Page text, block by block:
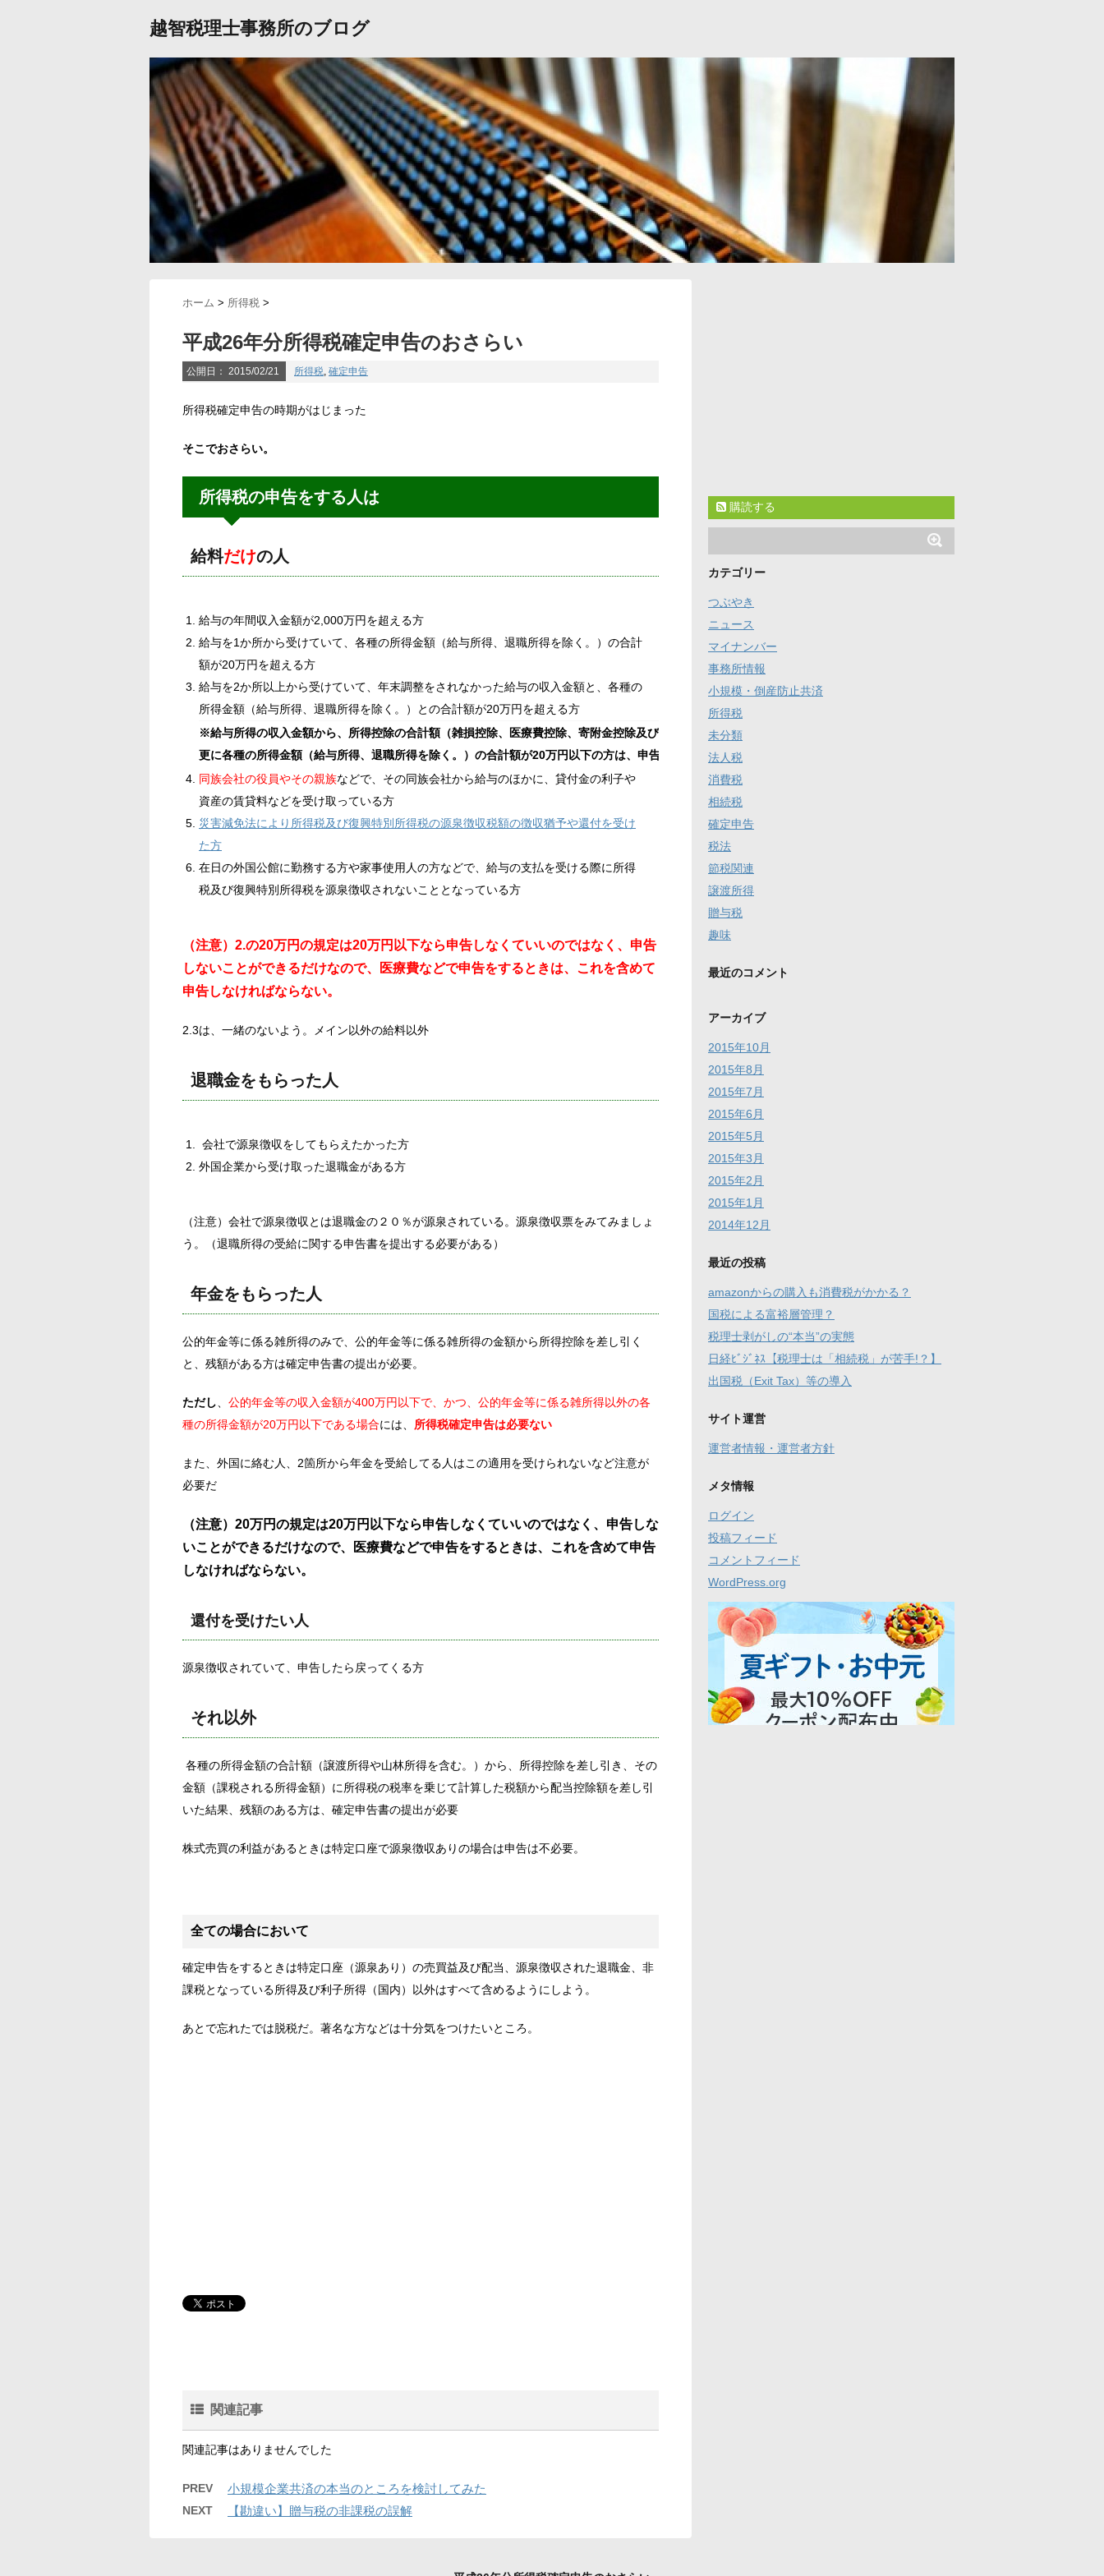
越智税理士事務所のブログ
ホーム > 所得税 >
平成26年分所得税確定申告のおさらい
公開日： 2015/02/21 所得税, 確定申告
所得税確定申告の時期がはじまった
そこでおさらい。
所得税の申告をする人は
給料だけの人
給与の年間収入金額が2,000万円を超える方
給与を1か所から受けていて、各種の所得金額（給与所得、退職所得を除く。）の合計
額が20万円を超える方
給与を2か所以上から受けていて、年末調整をされなかった給与の収入金額と、各種の
所得金額（給与所得、退職所得を除く。）との合計額が20万円を超える方
※給与所得の収入金額から、所得控除の合計額（雑損控除、医療費控除、寄附金控除及び基礎控除を除く。）を差し引いた金額が150万円以下で、
更に各種の所得金額（給与所得、退職所得を除く。）の合計額が20万円以下の方は、申告は不要。​
同族会社の役員やその親族などで、その同族会社から給与のほかに、貸付金の利子や
資産の賃貸料などを受け取っている方
災害減免法により所得税及び復興特別所得税の源泉徴収税額の徴収猶予や還付を受け
た方
在日の外国公館に勤務する方や家事使用人の方などで、給与の支払を受ける際に所得
税及び復興特別所得税を源泉徴収されないこととなっている方
（注意）2.の20万円の規定は20万円以下なら申告しなくていいのではなく、申告
しないことができるだけなので、医療費などで申告をするときは、これを含めて
申告しなければならない。
2.3は、一緒のないよう。メイン以外の給料以外
退職金をもらった人
会社で源泉徴収をしてもらえたかった方
外国企業から受け取った退職金がある方
（注意）会社で源泉徴収とは退職金の２０％が源泉されている。源泉徴収票をみてみましょ
う。（退職所得の受給に関する申告書を提出する必要がある）
年金をもらった人
公的年金等に係る雑所得のみで、公的年金等に係る雑所得の金額から所得控除を差し引く
と、残額がある方は確定申告書の提出が必要。
ただし
公的年金等の収入金額が400万円以下で、かつ、公的年金等に係る雑所得以外の各
種の所得金額が20万円以下である場合には、 所得税確定申告は必要ない
また、外国に絡む人、2箇所から年金を受給してる人はこの適用を受けられないなど注意が
必要だ
（注意）20万円の規定は20万円以下なら申告しなくていいのではなく、申告しな
いことができるだけなので、医療費などで申告をするときは、これを含めて申告
しなければならない。
還付を受けたい人
源泉徴収されていて、申告したら戻ってくる方
それ以外
各種の所得金額の合計額（譲渡所得や山林所得を含む。）から、所得控除を差し引き、その
金額（課税される所得金額）に所得税の税率を乗じて計算した税額から配当控除額を差し引
いた結果、残額のある方は、確定申告書の提出が必要
株式売買の利益があるときは特定口座で源泉徴収ありの場合は申告は不必要。
全ての場合において
確定申告をするときは特定口座（源泉あり）の売買益及び配当、源泉徴収された退職金、非
課税となっている所得及び利子所得（国内）以外はすべて含めるようにしよう。
あとで忘れたでは脱税だ。著名な方などは十分気をつけたいところ。
関連記事
関連記事はありませんでした
PREV 小規模企業共済の本当のところを検討してみた
NEXT 【勘違い】贈与税の非課税の誤解
購読する
カテゴリー
つぶやき
ニュース
マイナンバー
事務所情報
小規模・倒産防止共済
所得税
未分類
法人税
消費税
相続税
確定申告
税法
節税関連
譲渡所得
贈与税
趣味
最近のコメント
アーカイブ
2015年10月
2015年8月
2015年7月
2015年6月
2015年5月
2015年3月
2015年2月
2015年1月
2014年12月
最近の投稿
amazonからの購入も消費税がかかる？
国税による富裕層管理？
税理士剥がしの“本当”の実態
日経ﾋﾞｼﾞﾈｽ【税理士は「相続税」が苦手!？】
出国税（Exit Tax）等の導入
サイト運営
運営者情報・運営者方針
メタ情報
ログイン
投稿フィード
コメントフィード
WordPress.org